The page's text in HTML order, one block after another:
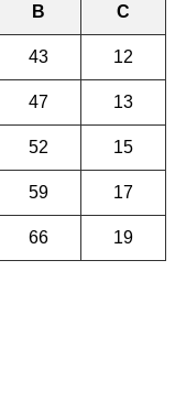
B
C
43
12
47
13
52
15
59
17
66 19